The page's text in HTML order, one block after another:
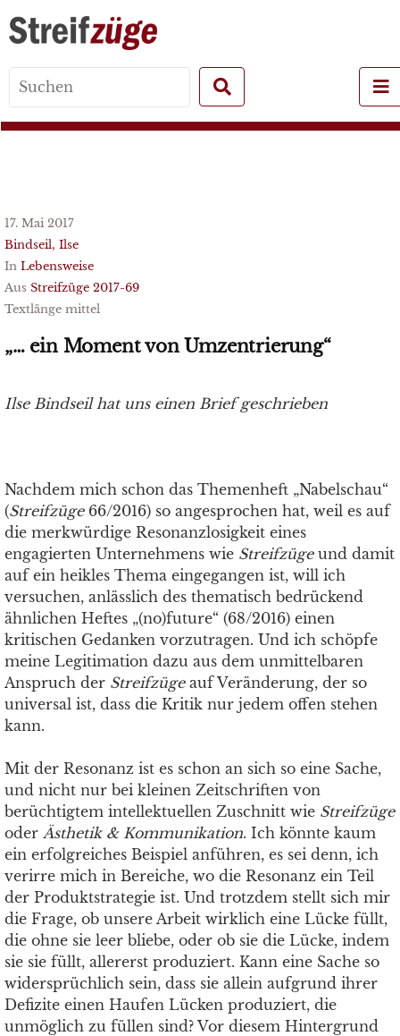
for:
17. Mai 2017
Bindseil, Ilse
In Lebensweise
Aus Streifzüge 2017-69
Textlänge mittel
„… ein Moment von Umzentrierung“
Ilse Bindseil hat uns einen Brief geschrieben
Nachdem mich schon das Themenheft „Nabelschau“
(Streifzüge66/2016) so angesprochen hat, weil es auf
die merkwürdige Resonanzlosigkeit eines
engagierten Unternehmens wie Streifzügeund damit
auf ein heikles Thema eingegangen ist, will ich
versuchen, anlässlich des thematisch bedrückend
ähnlichen Heftes „(no)future“ (68/2016) einen
kritischen Gedanken vorzutragen. Und ich schöpfe
meine Legitimation dazu aus dem unmittelbaren
Anspruch der Streifzügeauf Veränderung, der so
universal ist, dass die Kritik nur jedem offen stehen
kann.
Mit der Resonanz ist es schon an sich so eine Sache,
und nicht nur bei kleinen Zeitschriften von
berüchtigtem intellektuellen Zuschnitt wie Streifzüge
oder Ästhetik & Kommunikation. Ich könnte kaum
ein erfolgreiches Beispiel anführen, es sei denn, ich
verirre mich in Bereiche, wo die Resonanz ein Teil
der Produktstrategie ist. Und trotzdem stellt sich mir
die Frage, ob unsere Arbeit wirklich eine Lücke füllt,
die ohne sie leer bliebe, oder ob sie die Lücke, indem
sie sie füllt, allererst produziert. Kann eine Sache so
widersprüchlich sein, dass sie allein aufgrund ihrer
Defizite einen Haufen Lücken produziert, die
unmöglich zu füllen sind? Vor diesem Hintergrund